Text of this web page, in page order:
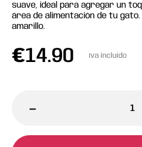
suave, ideal para agregar un
área de alimentación de tu gato.
amarillo.
€14.90 Iva incluido
-